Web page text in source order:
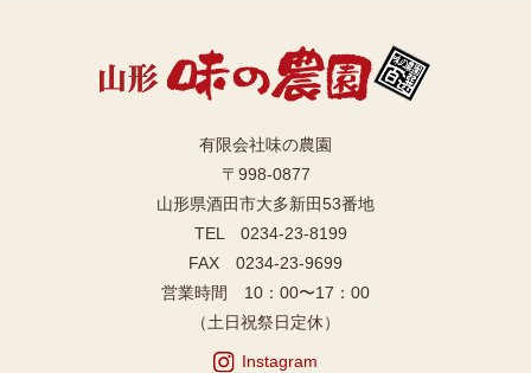
有限会社味の農園
〒998-0877
山形県酒田市大多新田53番地
TEL 0234-23-8199
FAX 0234-23-9699
営業時間 10：00〜17：00
（土日祝祭日定休）
Instagram